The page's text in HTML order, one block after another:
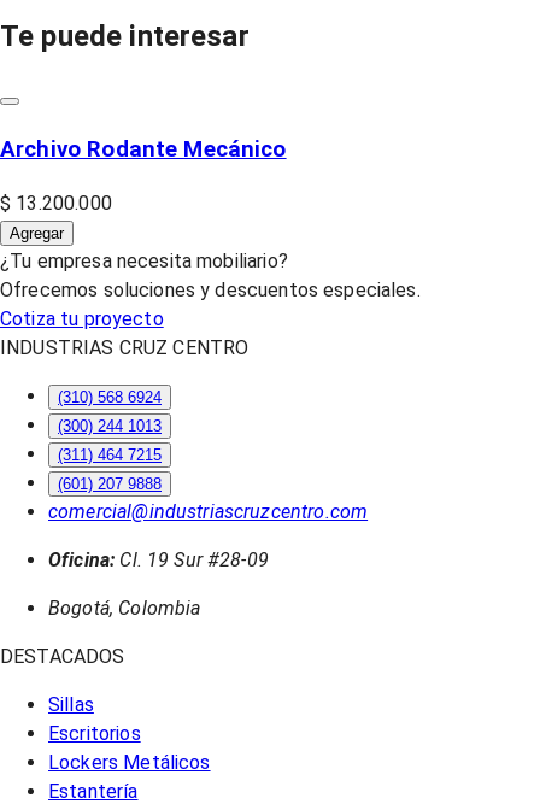
Te puede interesar
Archivo Rodante Mecánico
$ 13.200.000
Agregar
¿Tu empresa necesita mobiliario?
Ofrecemos soluciones y descuentos especiales.
Cotiza tu proyecto
INDUSTRIAS CRUZ CENTRO
(310) 568 6924
(300) 244 1013
(311) 464 7215
(601) 207 9888
comercial@industriascruzcentro.com
Oficina: Cl. 19 Sur #28-09
Bogotá, Colombia
DESTACADOS
Sillas
Escritorios
Lockers Metálicos
Estantería